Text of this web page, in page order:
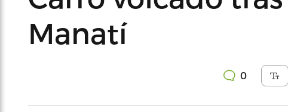
Manatí
0